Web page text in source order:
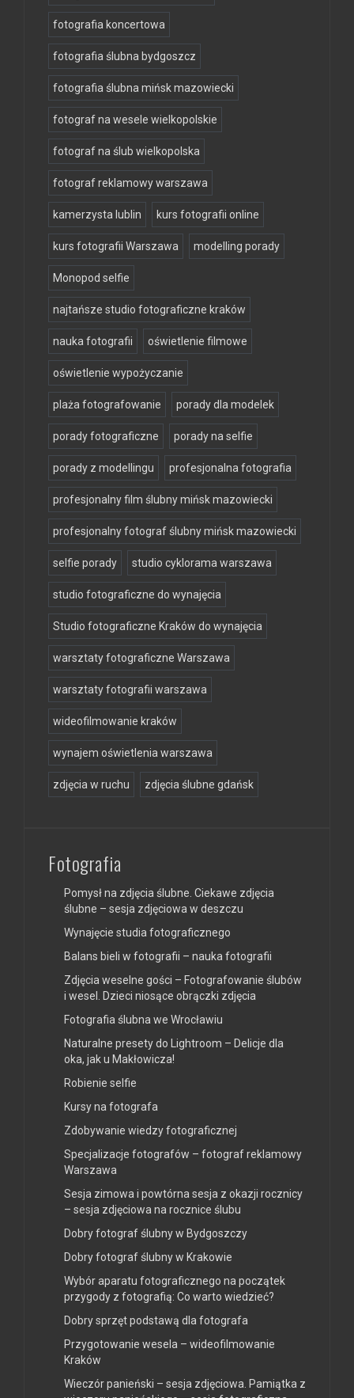
fotografia koncertowa
fotografia ślubna bydgoszcz
fotografia ślubna mińsk mazowiecki
fotograf na wesele wielkopolskie
fotograf na ślub wielkopolska
fotograf reklamowy warszawa
kamerzysta lublin kurs fotografii online
kurs fotografii Warszawa modelling porady
Monopod selfie
najtańsze studio fotograficzne kraków
nauka fotografii oświetlenie filmowe
oświetlenie wypożyczanie
plaża fotografowanie porady dla modelek
porady fotograficzne porady na selfie
porady z modellingu profesjonalna fotografia
profesjonalny film ślubny mińsk mazowiecki
profesjonalny fotograf ślubny mińsk mazowiecki
selfie porady studio cyklorama warszawa
studio fotograficzne do wynajęcia
Studio fotograficzne Kraków do wynajęcia
warsztaty fotograficzne Warszawa
warsztaty fotografii warszawa
wideofilmowanie kraków
wynajem oświetlenia warszawa
zdjęcia w ruchu zdjęcia ślubne gdańsk
Fotografia
Pomysł na zdjęcia ślubne. Ciekawe zdjęcia
ślubne – sesja zdjęciowa w deszczu
Wynajęcie studia fotograficznego
Balans bieli w fotografii – nauka fotografii
Zdjęcia weselne gości – Fotografowanie ślubów
i wesel. Dzieci niosące obrączki zdjęcia
Fotografia ślubna we Wrocławiu
Naturalne presety do Lightroom – Delicje dla
oka, jak u Makłowicza!
Robienie selfie
Kursy na fotografa
Zdobywanie wiedzy fotograficznej
Specjalizacje fotografów – fotograf reklamowy
Warszawa
Sesja zimowa i powtórna sesja z okazji rocznicy
– sesja zdjęciowa na rocznice ślubu
Dobry fotograf ślubny w Bydgoszczy
Dobry fotograf ślubny w Krakowie
Wybór aparatu fotograficznego na początek
przygody z fotografią: Co warto wiedzieć?
Dobry sprzęt podstawą dla fotografa
Przygotowanie wesela – wideofilmowanie
Kraków
Wieczór panieński – sesja zdjęciowa. Pamiątka z